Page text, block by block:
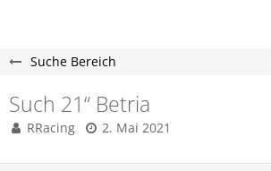
Suche Bereich
Such 21“ Betria
RRacing 2. Mai 2021